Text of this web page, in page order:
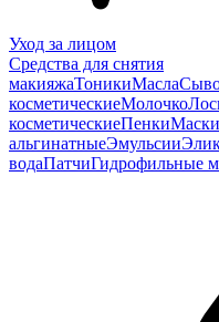
Уход за лицом
Средства для снятия
макияжаТоникиМасла
косметическиеМолочко
косметическиеПенкиМаски
альгинатныеЭмульсии
водаПатчиГидрофильные